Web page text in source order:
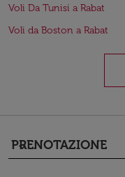
Voli Da Tunisi a Rabat
Voli da Boston a Rabat
PRENOTAZIONE
keyboard_arrow_down